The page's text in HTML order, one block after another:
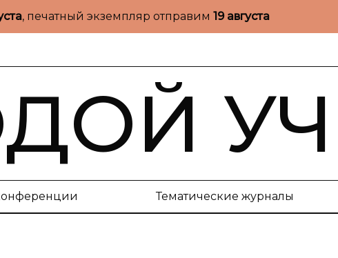
, печатный экземпляр отправим 19 августа
Тематические журналы